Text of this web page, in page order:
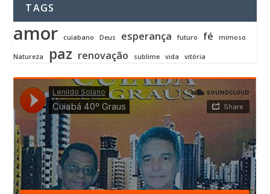
TAGS
amor cuiabano Deus esperança futuro fé mimoso
Natureza paz renovação sublime vida vitória